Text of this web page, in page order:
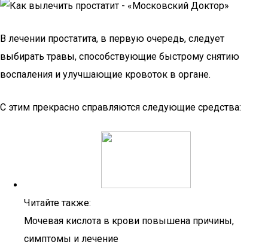
В лечении простатита, в первую очередь, следует
выбирать травы, способствующие быстрому снятию
воспаления и улучшающие кровоток в органе.
С этим прекрасно справляются следующие средства:
Читайте также:
Мочевая кислота в крови повышена причины,
симптомы и лечение